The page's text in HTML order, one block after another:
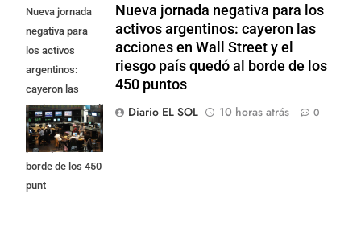
Nueva jornada
negativa para
los activos
argentinos:
cayeron las
acciones en Wall
Street y el riesgo
país quedó al
borde de los 450
punt
Nueva jornada negativa para los
activos argentinos: cayeron las
acciones en Wall Street y el
riesgo país quedó al borde de los
450 puntos
Diario EL SOL
10 horas atrás 0